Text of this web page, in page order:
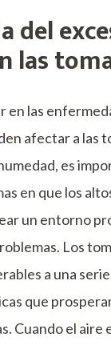
del
las
en las
afectar a las
es
en que los
un entorno
Los
a una
que
Cuando el aire